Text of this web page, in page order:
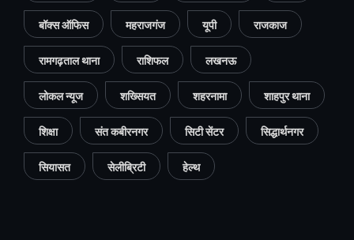
बॉक्स ऑफिस महराजगंज यूपी राजकाज
रामगढ़ताल थाना राशिफल लखनऊ
लोकल न्यूज शख्सियत शहरनामा शाहपुर थाना
शिक्षा संत कबीरनगर सिटी सेंटर सिद्धार्थनगर
सियासत सेलीब्रिटी हेल्थ